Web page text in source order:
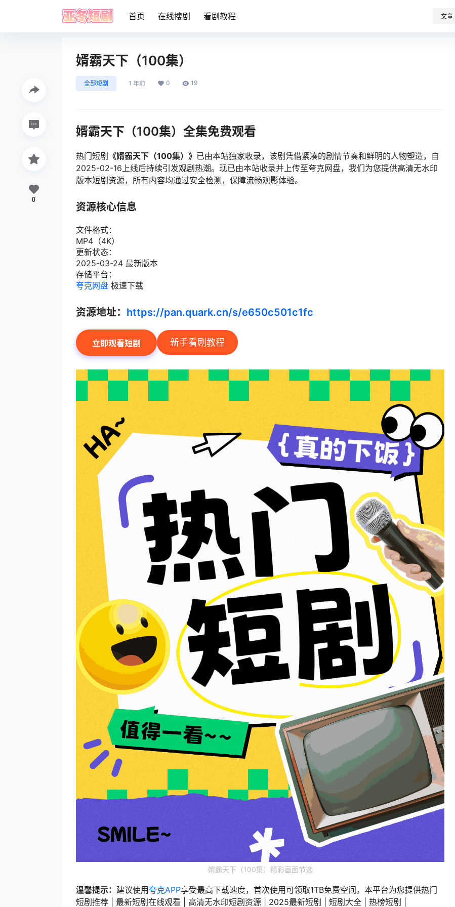
首页 在线搜剧 看剧教程 文章
婿霸天下（100集）
全部短剧 1 年前 0 19
婿霸天下（100集）全集免费观看
热门短剧 《婿霸天下（100集）》 已由本站独家收录，该剧凭借紧凑的剧情节奏和鲜明的人物塑造，自
2025-02-16上线后持续引发观剧热潮。现已由本站收录并上传至夸克网盘，我们为您提供高清无水印
版本短剧资源，所有内容均通过安全检测，保障流畅观影体验。
资源核心信息
文件格式：
MP4（4K）
更新状态：
2025-03-24 最新版本
存储平台：
夸克网盘 极速下载
资源地址： https://pan.quark.cn/s/e650c501c1fc
立即观看短剧 新手看剧教程
婿霸天下（100集）精彩画面节选
温馨提示： 建议使用夸克APP享受最高下载速度，首次使用可领取1TB免费空间。本平台为您提供热门
短剧推荐 | 最新短剧在线观看 | 高清无水印短剧资源 | 2025最新短剧 | 短剧大全 | 热榜短剧 |
0